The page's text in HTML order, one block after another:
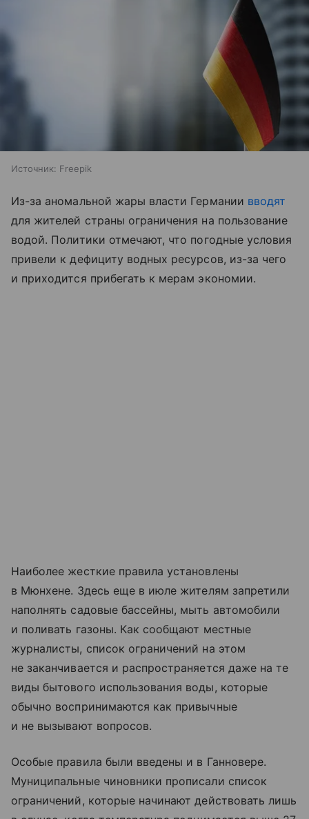
Источник: Freepik
Из-за аномальной жары власти Германии вводят
для жителей страны ограничения на пользование
водой. Политики отмечают, что погодные условия
привели к дефициту водных ресурсов, из-за чего
и приходится прибегать к мерам экономии.
Наиболее жесткие правила установлены
в Мюнхене. Здесь еще в июле жителям запретили
наполнять садовые бассейны, мыть автомобили
и поливать газоны. Как сообщают местные
журналисты, список ограничений на этом
не заканчивается и распространяется даже на те
виды бытового использования воды, которые
обычно воспринимаются как привычные
и не вызывают вопросов.
Особые правила были введены и в Ганновере.
Муниципальные чиновники прописали список
ограничений, которые начинают действовать лишь